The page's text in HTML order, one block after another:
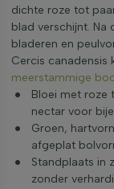
dichte roze tot
blad verschijnt. Na
bladeren en
Cercis
meerstammige
Bloei met roze
nectar voor
Groen,
afgeplat
Standplaats in
zonder